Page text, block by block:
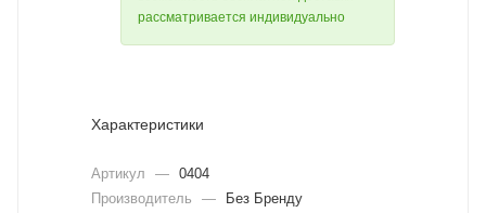
рассматривается индивидуально
Характеристики
Артикул — 0404
Производитель
—
Без Бренду